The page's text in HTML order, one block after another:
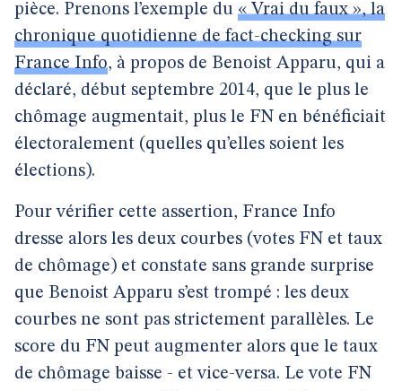
pièce. Prenons l’exemple du « Vrai du faux », la
chronique quotidienne de fact-checking sur
France Info, à propos de Benoist Apparu, qui a
déclaré, début septembre 2014, que le plus le
chômage augmentait, plus le FN en bénéficiait
électoralement (quelles qu’elles soient les
élections).
Pour vérifier cette assertion, France Info
dresse alors les deux courbes (votes FN et taux
de chômage) et constate sans grande surprise
que Benoist Apparu s’est trompé : les deux
courbes ne sont pas strictement parallèles. Le
score du FN peut augmenter alors que le taux
de chômage baisse - et vice-versa. Le vote FN